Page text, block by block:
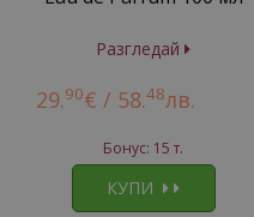
Разгледай
29.90€ / 58.48лв.
Бонус: 15 т.
КУПИ